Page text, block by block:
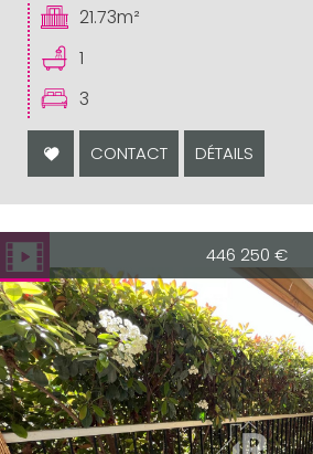
21.73m²
1
3
CONTACT DÉTAILS
446 250 €